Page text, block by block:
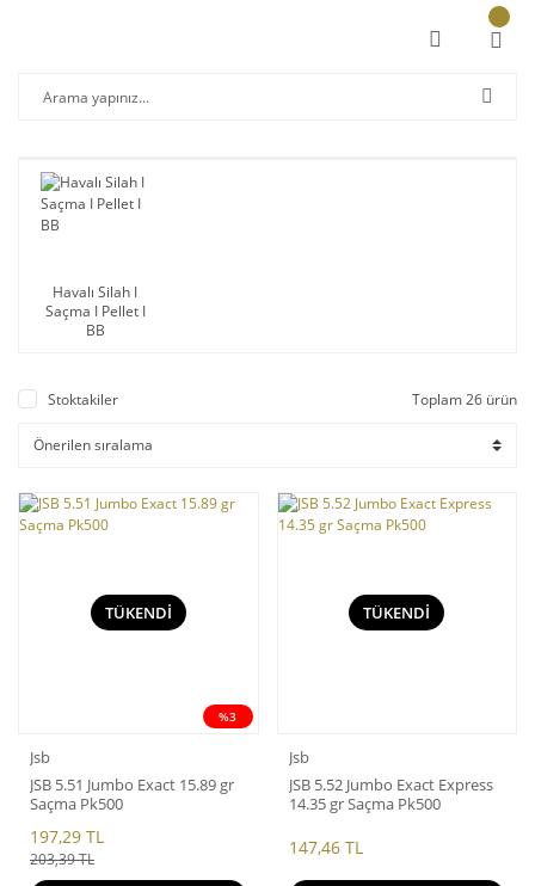
Havalı Silah I
Saçma I Pellet I
BB
Stoktakiler Toplam 26 ürün
%3
TÜKENDİ
Jsb
JSB 5.51 Jumbo Exact 15.89 gr
Saçma Pk500
197,29 TL
203,39 TL
TÜKENDİ
Jsb
JSB 5.52 Jumbo Exact Express
14.35 gr Saçma Pk500
147,46 TL